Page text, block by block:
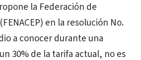
la Federación de
en la resolución No.
a conocer durante una
30% de la tarifa actual, no es